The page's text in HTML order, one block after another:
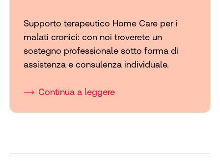
Supporto terapeutico Home Care per i
malati cronici: con noi troverete un
sostegno professionale sotto forma di
assistenza e consulenza individuale.
Continua a leggere